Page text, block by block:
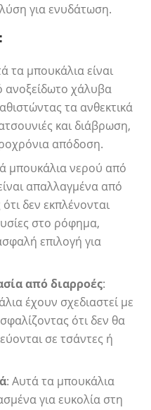
για ενυδάτωση.
τα μπουκάλια είναι
ανοξείδωτο χάλυβα
τα ανθεκτικά
και διάβρωση,
απόδοση.
μπουκάλια νερού από
απαλλαγμένα από
δεν εκπλένονται
στο ρόφημα,
επιλογή για
από διαρροές:
έχουν σχεδιαστεί με
ότι δεν θα
σε τσάντες ή
: Αυτά τα μπουκάλια
για ευκολία στη